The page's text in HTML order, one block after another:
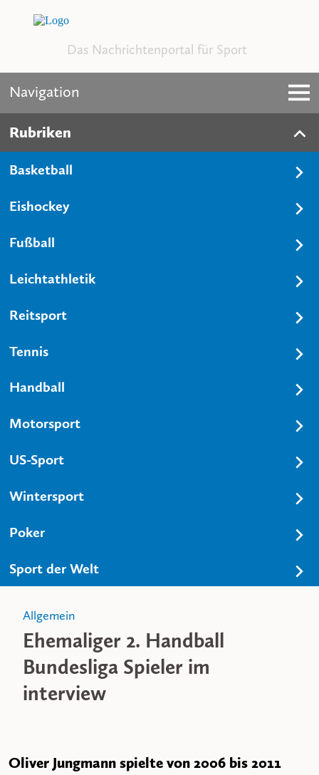
Das Nachrichtenportal für Sport
Navigation
Rubriken
Basketball
Eishockey
Fußball
Leichtathletik
Reitsport
Tennis
Handball
Motorsport
US-Sport
Wintersport
Poker
Sport der Welt
Allgemein
Ehemaliger 2. Handball
Bundesliga Spieler im
interview
Oliver Jungmann spielte von 2006 bis 2011